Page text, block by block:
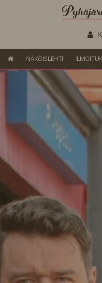
NÄKÖISLEHTI